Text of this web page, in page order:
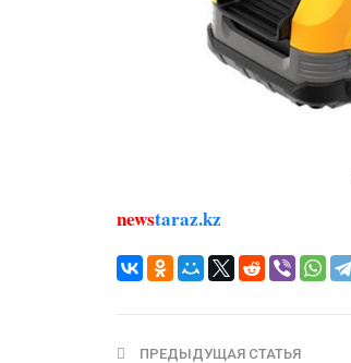
newstaraz.kz
ПРЕДЫДУЩАЯ СТАТЬЯ